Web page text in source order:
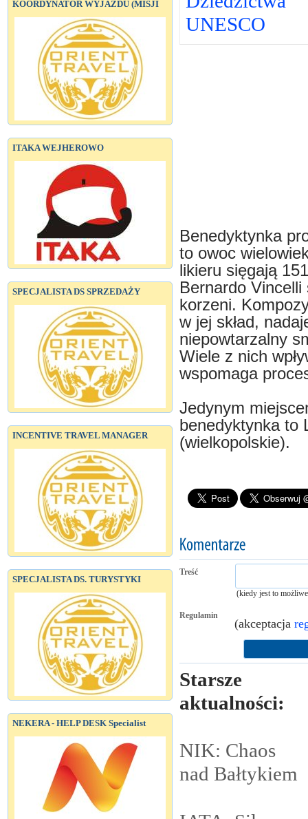
KOORDYNATOR WYJAZDU (MISJI
ITAKA WEJHEROWO
SPECJALISTA DS SPRZEDAŻY
INCENTIVE TRAVEL MANAGER
SPECJALISTA DS. TURYSTYKI
NEKERA - HELP DESK Specialist
UNESCO
Benedyktynka
to owoc
likieru sięgają
Bernardo Vincelli
korzeni.
w jej skład,
niepowtarzalny
Wiele z nich
wspomaga
Jedynym
benedyktynka to
(wielkopolskie).
Treść
(kiedy jest to
Regulamin
(akceptacja
Starsze
aktualności:
NIK: Chaos
nad Bałtykiem